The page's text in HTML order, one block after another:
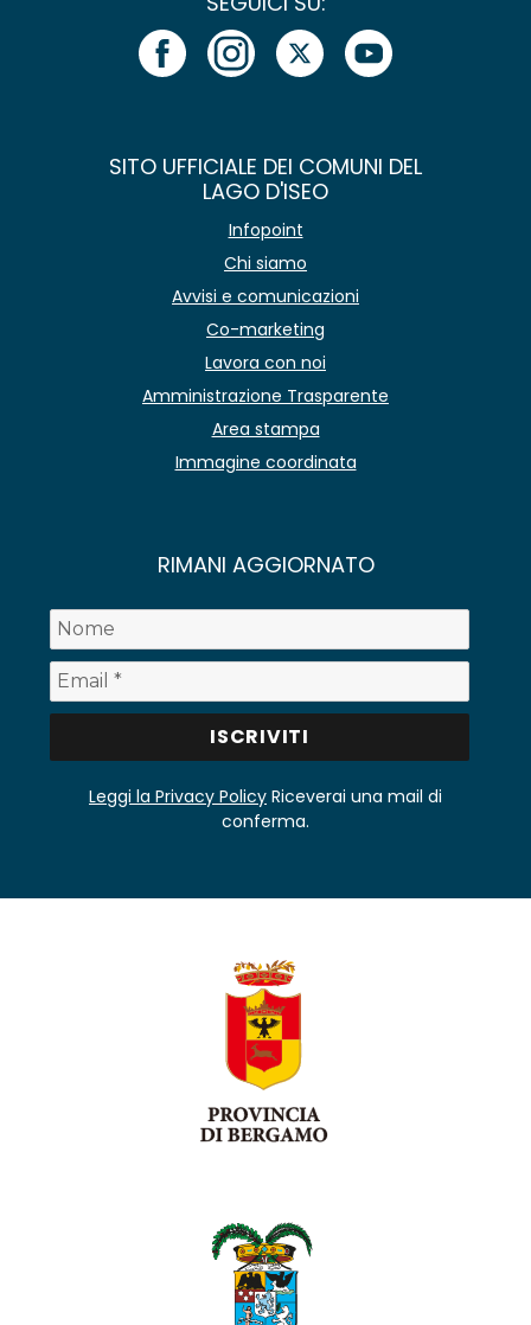
SITO UFFICIALE DEI COMUNI DEL
LAGO D'ISEO
Infopoint
Chi siamo
Avvisi e comunicazioni
Co-marketing
Lavora con noi
Amministrazione Trasparente
Area stampa
Immagine coordinata
RIMANI AGGIORNATO
Leggi la Privacy Policy Riceverai una mail di
conferma.